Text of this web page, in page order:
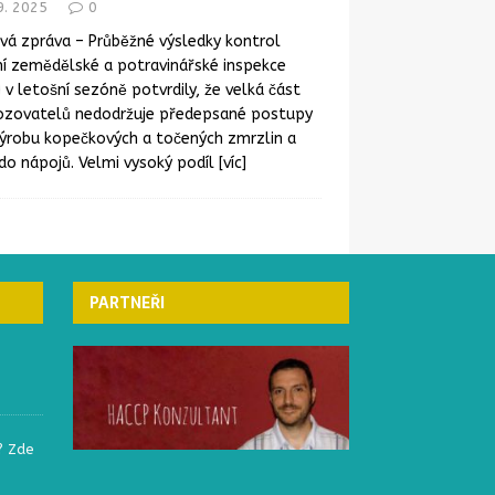
2025 0
zpráva – Průběžné výsledky kontrol
zemědělské a potravinářské inspekce
v letošní sezóně potvrdily, že velká část
nedodržuje předepsané postupy
kopečkových a točených zmrzlin a
nápojů. Velmi vysoký podíl [víc]
ČESKÁ REPUBLIKA
Zde
PARTNEŘI